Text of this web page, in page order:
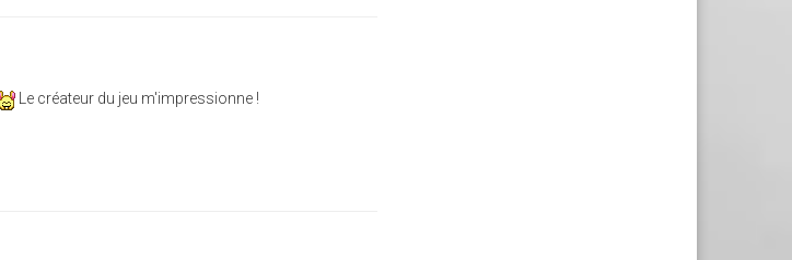
Le créateur du jeu m'impressionne !